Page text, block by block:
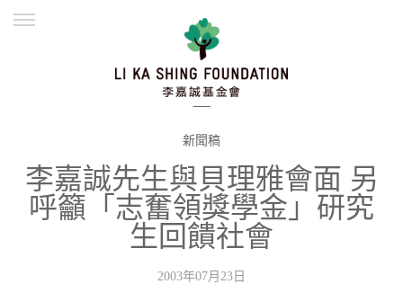
並肩同行
繁體
新聞稿
李嘉誠先生與貝理雅會面 另
呼籲「志奮領獎學金」研究
生回饋社會
2003年07月23日